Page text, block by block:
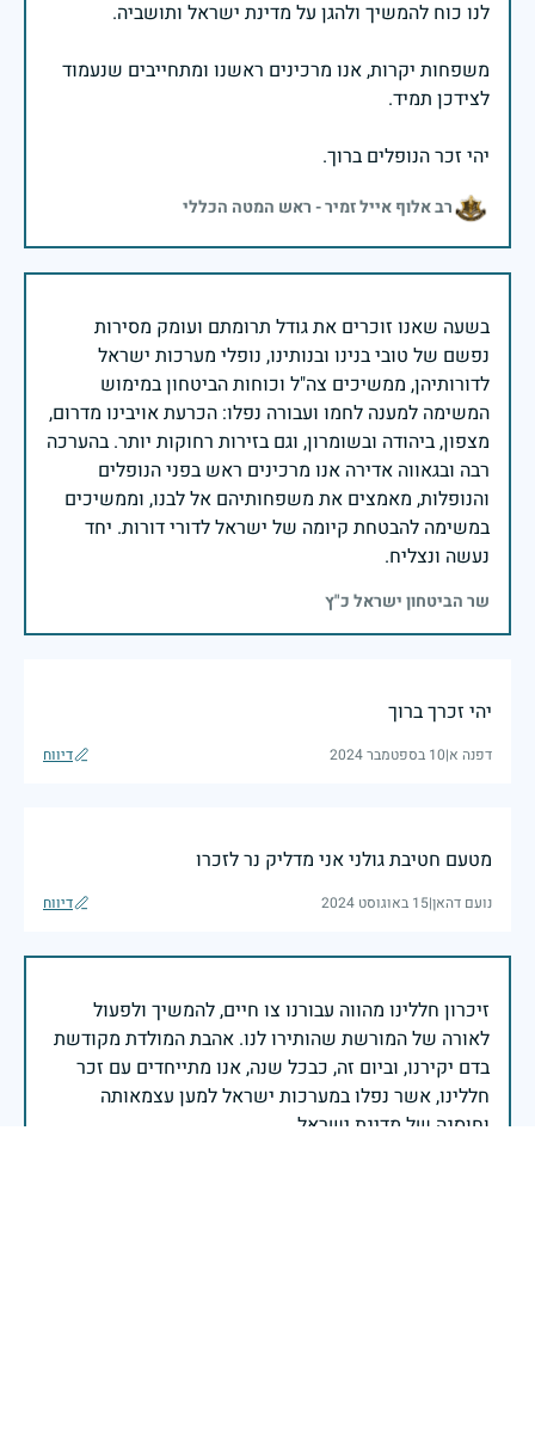
משפחות יקרות, אנו מרכינים ראשנו ומתחייבים שנעמוד
יהי זכר הנופלים ברוך.
רב אלוף אייל זמיר - ראש המטה הכללי
בשעה שאנו זוכרים את גודל תרומתם ועומק מסירות
נפשם של טובי בנינו ובנותינו, נופלי מערכות ישראל
לדורותיהן, ממשיכים צה"ל וכוחות הביטחון במימוש
המשימה למענה לחמו ועבורה נפלו: הכרעת אויבינו מדרום,
מצפון, ביהודה ובשומרון, וגם בזירות רחוקות יותר. בהערכה
רבה ובגאווה אדירה אנו מרכינים ראש בפני הנופלים
והנופלות, מאמצים את משפחותיהם אל לבנו, וממשיכים
במשימה להבטחת קיומה של ישראל לדורי דורות. יחד
נעשה ונצליח.
שר הביטחון ישראל כ"ץ
יהי זכרך ברוך
דפנה א|10 בספטמבר 2024 דיווח
מטעם חטיבת גולני אני מדליק נר לזכרו
נועם דהאן|15 באוגוסט 2024 דיווח
זיכרון חללינו מהווה עבורנו צו חיים, להמשיך ולפעול
לאורה של המורשת שהותירו לנו. אהבת המולדת מקודשת
בדם יקירנו, וביום זה, כבכל שנה, אנו מתייחדים עם זכר
חללינו, אשר נפלו במערכות ישראל למען עצמאותה
וחוסנה של מדינת ישראל.